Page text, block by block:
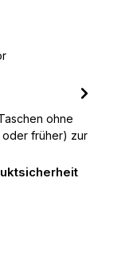
ohne
früher) zur